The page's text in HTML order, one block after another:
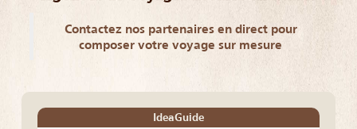
Contactez nos partenaires en direct pour
composer votre voyage sur mesure
IdeaGuide